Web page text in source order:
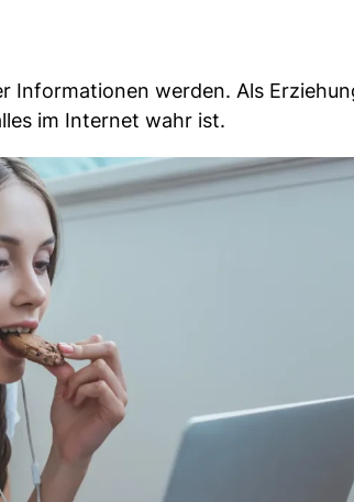
Informationen werden. Als
im Internet wahr ist.